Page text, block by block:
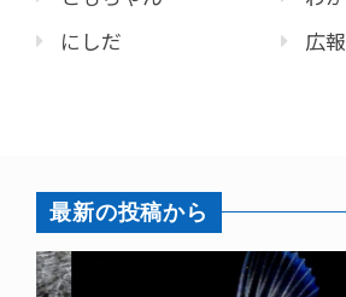
にしだ
広報
最新の投稿から